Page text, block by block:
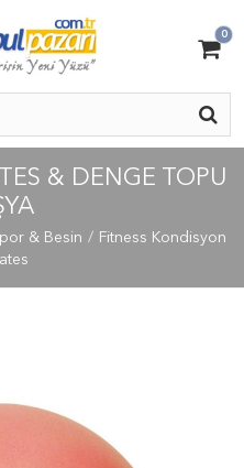
0
& DENGE TOPU
& Besin
Fitness Kondisyon